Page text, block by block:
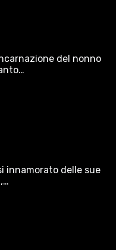
del nonno
innamorato delle sue